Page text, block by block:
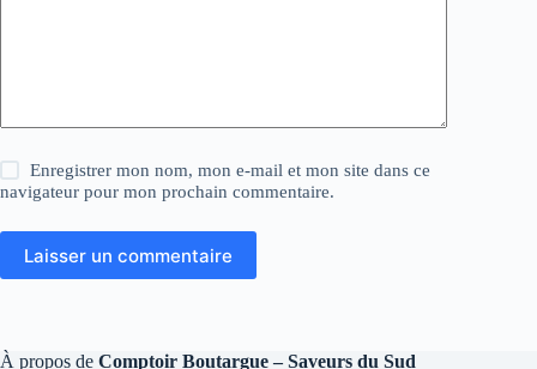
Enregistrer mon nom, mon e-mail et mon site dans ce
navigateur pour mon prochain commentaire.
Laisser un commentaire
À propos de Comptoir Boutargue – Saveurs du Sud